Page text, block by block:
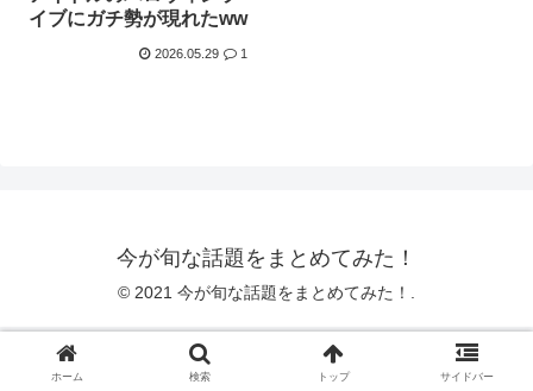
イブにガチ勢が現れたww
2026.05.29 1
今が旬な話題をまとめてみた！
© 2021 今が旬な話題をまとめてみた！.
ホーム 検索 トップ サイドバー